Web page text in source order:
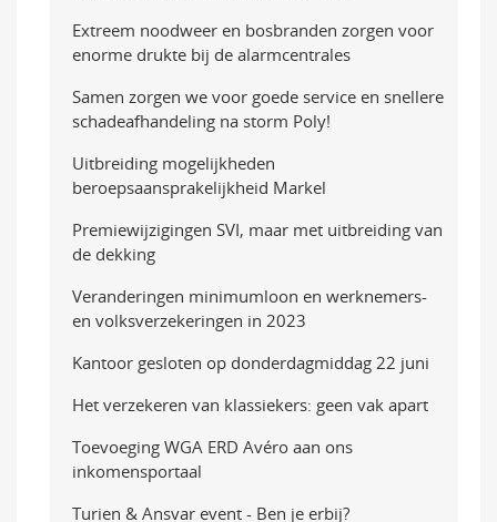
Extreem noodweer en bosbranden zorgen voor
enorme drukte bij de alarmcentrales
Samen zorgen we voor goede service en snellere
schadeafhandeling na storm Poly!
Uitbreiding mogelijkheden
beroepsaansprakelijkheid Markel
Premiewijzigingen SVI, maar met uitbreiding van
de dekking
Veranderingen minimumloon en werknemers-
en volksverzekeringen in 2023
Kantoor gesloten op donderdagmiddag 22 juni
Het verzekeren van klassiekers: geen vak apart
Toevoeging WGA ERD Avéro aan ons
inkomensportaal
Turien & Ansvar event - Ben je erbij?